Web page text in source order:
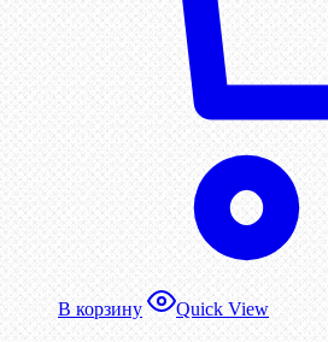
В корзину Quick View